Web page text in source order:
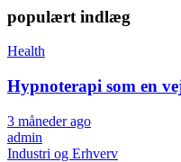
populært indlæg
Health
Hypnoterapi som en
3 måneder ago
admin
Industri og Erhverv